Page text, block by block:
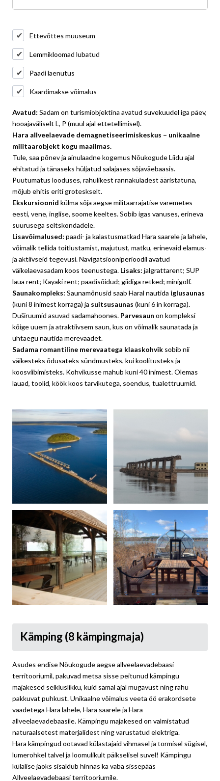
Ettevõttes muuseum
Lemmikloomad lubatud
Paadi laenutus
Kaardimakse võimalus
Avatud: Sadam on turismiobjektina avatud suvekuudel iga päev,
hooajaväliselt L, P (muul ajal ettetellimisel).
Hara allveelaevade demagnetiseerimiskeskus – unikaalne
militaarobjekt kogu maailmas.
Tule, saa põnev ja ainulaadne kogemus Nõukogude Liidu ajal
ehitatud ja tänaseks hüljatud salajases sõjaväebaasis.
Puutumatus looduses, rahulikest rannaküladest ääristatuna,
mõjub ehitis eriti groteskselt.
Ekskursioonid külma sõja aegse militaarrajatise varemetes
eesti, vene, inglise, soome keeltes. Sobib igas vanuses, erineva
suurusega seltskondadele.
Lisavõimalused: paadi- ja kalastusmatkad Hara saarele ja lahele,
võimalik tellida toitlustamist, majutust, matku, erinevaid elamus-
ja aktiivseid tegevusi. Navigatsiooniperioodil avatud
väikelaevasadam koos teenustega. Lisaks: jalgrattarent; SUP
laua rent; Kayaki rent; paadisõidud; giidiga retked; minigolf.
Saunakompleks: Saunamõnusid saab Haral nautida iglusaunas
(kuni 8 inimest korraga) ja suitsusaunas (kuni 6 in korraga).
Duširuumid asuvad sadamahoones. Parvesaun on kompleksi
kõige uuem ja atraktiivsem saun, kus on võimalik saunatada ja
ühtaegu nautida merevaadet.
Sadama romantiline merevaatega klaaskohvik sobib nii
väikesteks õdusateks sündmusteks, kui koolitusteks ja
koosviibimisteks. Kohvikusse mahub kuni 40 inimest. Olemas
lauad, toolid, köök koos tarvikutega, soendus, tualettruumid.
Kämping (8 kämpingmaja)
Asudes endise Nõukogude aegse allveelaevadebaasi
territooriumil, pakuvad metsa sisse peitunud kämpingu
majakesed seikluslikku, kuid samal ajal mugavust ning rahu
pakkuvat puhkust. Unikaalne võimalus veeta öö erakordsete
vaadetega Hara lahele, Hara saarele ja Hara
allveelaevadebaasile. Kämpingu majakesed on valmistatud
naturaalsetest materjalidest ning varustatud elektriga.
Hara kämpingud ootavad külastajaid vihmasel ja tormisel sügisel,
lumerohkel talvel ja loomulikult päikselisel suvel! Kämpingu
külalise jaoks sisaldub hinnas ka vaba sissepääs
Allveelaevadebaasi territooriumile.